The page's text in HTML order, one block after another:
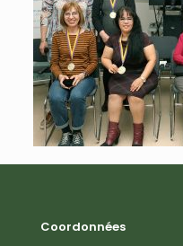
Coordonnées